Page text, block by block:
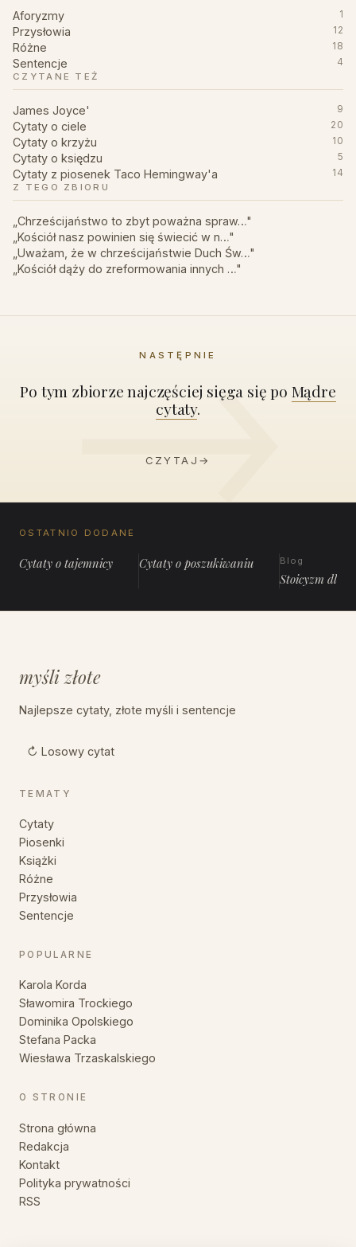
Aforyzmy 1
Przysłowia 12
Różne 18
Sentencje
4
CZYTANE TEŻ
James Joyce' 9
Cytaty o ciele 20
Cytaty o krzyżu 10
Cytaty o księdzu 5
Cytaty z piosenek Taco Hemingway'a
14
Z TEGO ZBIORU
„Chrześcijaństwo to zbyt poważna spraw…"
„Kościół nasz powinien się świecić w n…"
„Uważam, że w chrześcijaństwie Duch Św…"
„Kościół dąży do zreformowania innych …"
NASTĘPNIE
Po tym zbiorze najczęściej sięga się po Mądre
cytaty.
CZYTAJ →
OSTATNIO DODANE
Cytaty o tajemnicy Cytaty o poszukiwaniu Blog
Stoicyzm dla
myśli złote
Najlepsze cytaty, złote myśli i sentencje
↻ Losowy cytat
TEMATY
Cytaty
Piosenki
Książki
Różne
Przysłowia
Sentencje
POPULARNE
Karola Korda
Sławomira Trockiego
Dominika Opolskiego
Stefana Packa
Wiesława Trzaskalskiego
O STRONIE
Strona główna
Redakcja
Kontakt
Polityka prywatności
RSS